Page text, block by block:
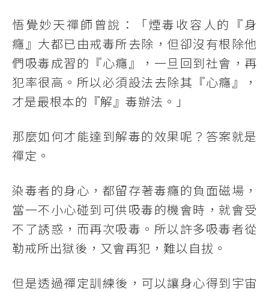
悟覺妙天禪師曾說：「煙毒收容人的『身
癮』大都已由戒毒所去除，但卻沒有根除他
們吸毒成習的『心癮』，一旦回到社會，再
犯率很高。所以必須設法去除其『心癮』，
才是最根本的『解』毒辦法。」
那麼如何才能達到解毒的效果呢？答案就是
禪定。
染毒者的身心，都留存著毒癮的負面磁場，
當一不小心碰到可供吸毒的機會時，就會受
不了誘惑，而再次吸毒。所以許多吸毒者從
勒戒所出獄後，又會再犯，難以自拔。
但是透過禪定訓練後，可以讓身心得到宇宙